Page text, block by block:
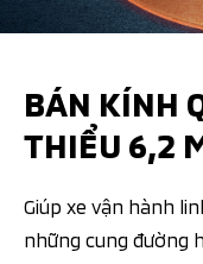
BÁN KÍNH
THIỂU 6,2
Giúp xe vận hành
những cung đường